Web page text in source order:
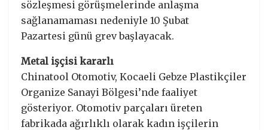
sözleşmesi görüşmelerinde anlaşma
sağlanamaması nedeniyle 10 Şubat
Pazartesi günü grev başlayacak.
Metal işçisi kararlı
Chinatool Otomotiv, Kocaeli Gebze Plastikçiler
Organize Sanayi Bölgesi’nde faaliyet
gösteriyor. Otomotiv parçaları üreten
fabrikada ağırlıklı olarak kadın işçilerin